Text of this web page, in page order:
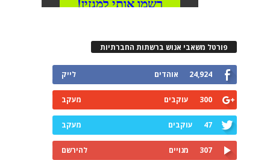
פורטל משאבי אנוש ברשתות החברתיות
24,924 אוהדים לייק
300 עוקבים מעקב
47 עוקבים מעקב
307 מנויים להירשם